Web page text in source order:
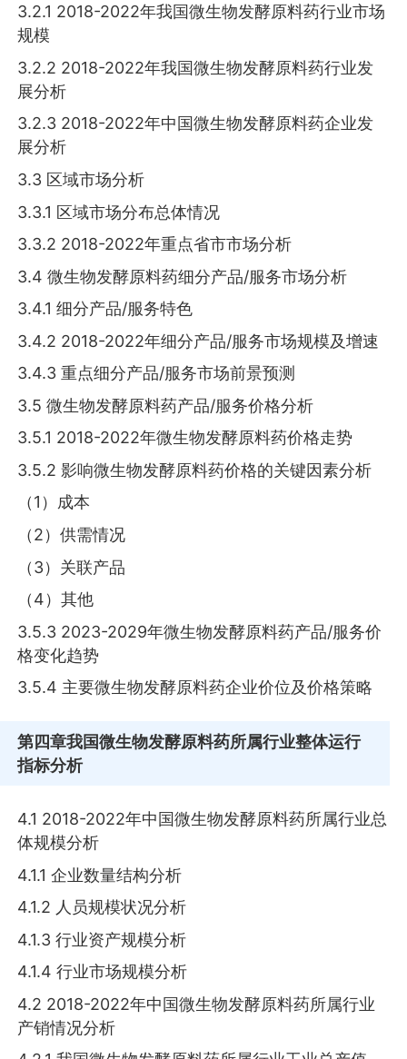
3.2.1 2018-2022年我国微生物发酵原料药行业市场
规模
3.2.2 2018-2022年我国微生物发酵原料药行业发
展分析
3.2.3 2018-2022年中国微生物发酵原料药企业发
展分析
3.3 区域市场分析
3.3.1 区域市场分布总体情况
3.3.2 2018-2022年重点省市市场分析
3.4 微生物发酵原料药细分产品/服务市场分析
3.4.1 细分产品/服务特色
3.4.2 2018-2022年细分产品/服务市场规模及增速
3.4.3 重点细分产品/服务市场前景预测
3.5 微生物发酵原料药产品/服务价格分析
3.5.1 2018-2022年微生物发酵原料药价格走势
3.5.2 影响微生物发酵原料药价格的关键因素分析
（1）成本
（2）供需情况
（3）关联产品
（4）其他
3.5.3 2023-2029年微生物发酵原料药产品/服务价
格变化趋势
3.5.4 主要微生物发酵原料药企业价位及价格策略
第四章我国微生物发酵原料药所属行业整体运行
指标分析
4.1 2018-2022年中国微生物发酵原料药所属行业总
体规模分析
4.1.1 企业数量结构分析
4.1.2 人员规模状况分析
4.1.3 行业资产规模分析
4.1.4 行业市场规模分析
4.2 2018-2022年中国微生物发酵原料药所属行业
产销情况分析